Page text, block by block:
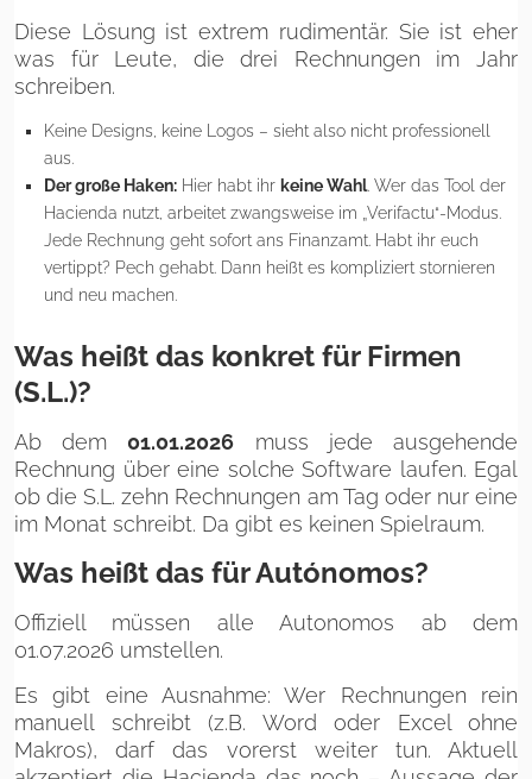
Diese Lösung ist extrem rudimentär. Sie ist eher
was für Leute, die drei Rechnungen im Jahr
schreiben.
Keine Designs, keine Logos – sieht also nicht professionell
aus.
Der große Haken: Hier habt ihr keine Wahl. Wer das Tool der
Hacienda nutzt, arbeitet zwangsweise im „Verifactu“-Modus.
Jede Rechnung geht sofort ans Finanzamt. Habt ihr euch
vertippt? Pech gehabt. Dann heißt es kompliziert stornieren
und neu machen.
Was heißt das konkret für Firmen
(S.L.)?
Ab dem 01.01.2026 muss jede ausgehende
Rechnung über eine solche Software laufen. Egal
ob die S.L. zehn Rechnungen am Tag oder nur eine
im Monat schreibt. Da gibt es keinen Spielraum.
Was heißt das für Autónomos?
Offiziell müssen alle Autonomos ab dem
01.07.2026 umstellen.
Es gibt eine Ausnahme: Wer Rechnungen rein
manuell schreibt (z.B. Word oder Excel ohne
Makros), darf das vorerst weiter tun. Aktuell